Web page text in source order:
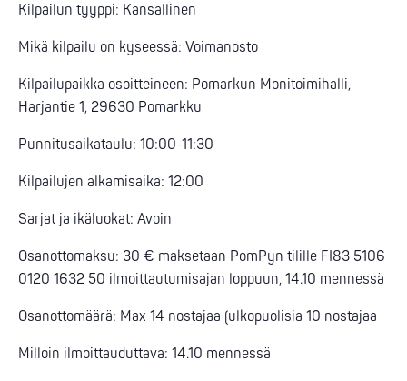
Kilpailun tyyppi: Kansallinen
Mikä kilpailu on kyseessä: Voimanosto
Kilpailupaikka osoitteineen: Pomarkun Monitoimihalli,
Harjantie 1, 29630 Pomarkku
Punnitusaikataulu: 10:00-11:30
Kilpailujen alkamisaika: 12:00
Sarjat ja ikäluokat: Avoin
Osanottomaksu: 30 € maksetaan PomPyn tilille FI83 5106
0120 1632 50 ilmoittautumisajan loppuun, 14.10 mennessä
Osanottomäärä: Max 14 nostajaa (ulkopuolisia 10 nostajaa
Milloin ilmoittauduttava: 14.10 mennessä